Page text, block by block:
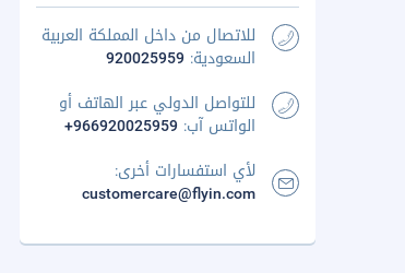
للاتصال من داخل المملكة العربية
السعودية: 920025959
للتواصل الدولي عبر الهاتف أو
الواتس آب: +966920025959
لأي استفسارات أخرى:
customercare@flyin.com